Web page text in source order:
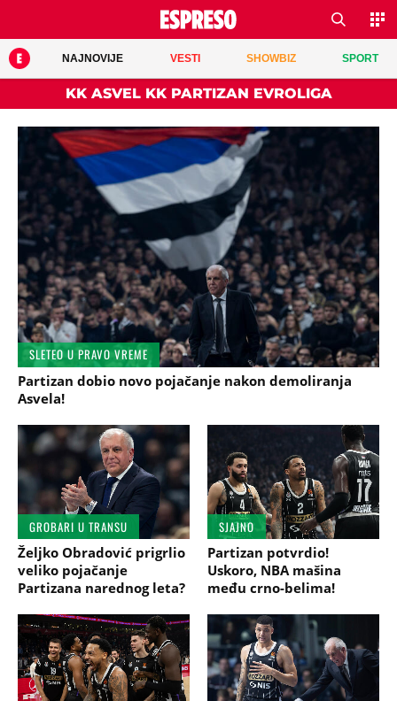
NAJNOVIJE VESTI SHOWBIZ SPORT
KK ASVEL KK PARTIZAN EVROLIGA
SLETEO U PRAVO VREME
Partizan dobio novo pojačanje nakon demoliranja
Asvela!
GROBARI U TRANSU
Željko Obradović prigrlio
veliko pojačanje
Partizana narednog leta?
SJAJNO
Partizan potvrdio!
Uskoro, NBA mašina
među crno-belima!